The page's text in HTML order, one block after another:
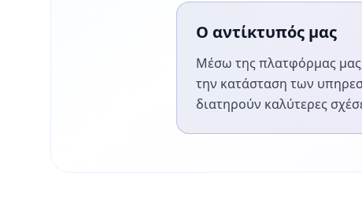
Ο αντίκτυπός μας
Μέσω της πλατφόρμας
την κατάσταση των
διατηρούν καλύτερες